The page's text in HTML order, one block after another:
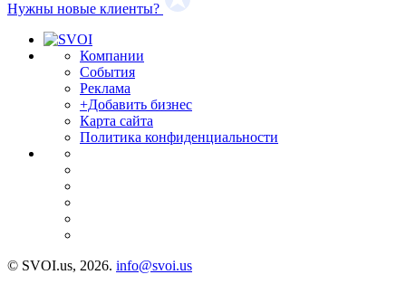
Нужны новые клиенты?
Компании
События
Реклама
+Добавить бизнес
Карта сайта
Политика конфиденциальности
© SVOI.us, 2026. info@svoi.us